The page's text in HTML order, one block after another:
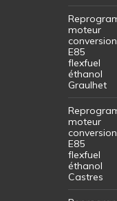
moteur
conversion
E85
flexfuel
éthanol
Graulhet
moteur
conversion
E85
flexfuel
éthanol
Castres